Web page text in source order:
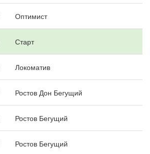
Оптимист
Старт
Локоматив
Ростов Дон Бегущий
Ростов Бегущий
Ростов Бегущий